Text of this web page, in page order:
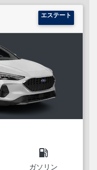
エステート
local_gas_station
ガソリン